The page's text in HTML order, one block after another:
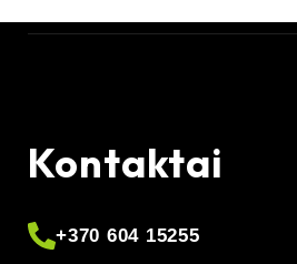
Kontaktai
+370 604 15255